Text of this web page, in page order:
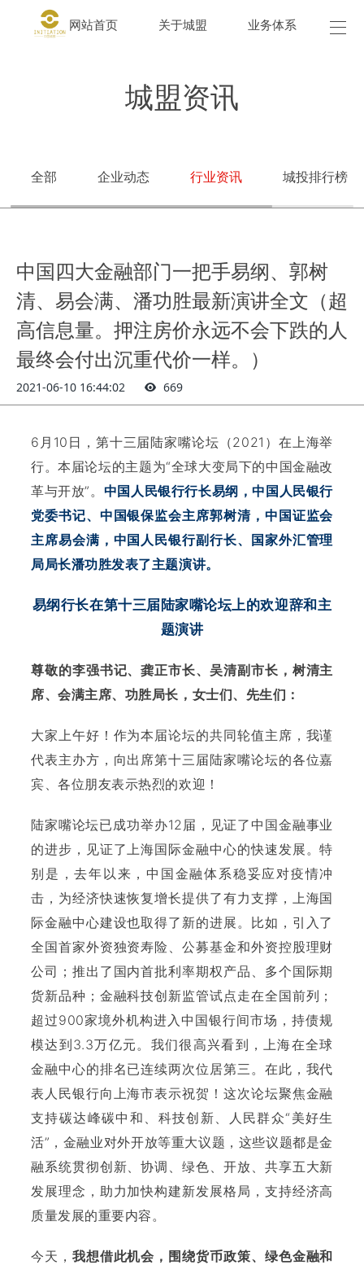
网站首页 关于城盟 业务体系 城
城盟资讯
全部 企业动态 行业资讯 城投排行榜
中国四大金融部门一把手易纲、郭树
清、易会满、潘功胜最新演讲全文（超
高信息量。押注房价永远不会下跌的人
最终会付出沉重代价一样。）
2021-06-10 16:44:02 669
6月10日，第十三届陆家嘴论坛（2021）在上海举
行。本届论坛的主题为“全球大变局下的中国金融改
革与开放”。 中国人民银行行长易纲，中国人民银行
党委书记、中国银保监会主席郭树清，中国证监会
主席易会满，中国人民银行副行长、国家外汇管理
局局长潘功胜发表了主题演讲。
易纲行长在第十三届陆家嘴论坛上的欢迎辞和主
题演讲
尊敬的李强书记、龚正市长、吴清副市长，树清主
席、会满主席、功胜局长，女士们、先生们：
大家上午好！作为本届论坛的共同轮值主席，我谨
代表主办方，向出席第十三届陆家嘴论坛的各位嘉
宾、各位朋友表示热烈的欢迎！
陆家嘴论坛已成功举办12届，见证了中国金融事业
的进步，见证了上海国际金融中心的快速发展。特
别是，去年以来，中国金融体系稳妥应对疫情冲
击，为经济快速恢复增长提供了有力支撑，上海国
际金融中心建设也取得了新的进展。比如，引入了
全国首家外资独资寿险、公募基金和外资控股理财
公司；推出了国内首批利率期权产品、多个国际期
货新品种；金融科技创新监管试点走在全国前列；
超过900家境外机构进入中国银行间市场，持债规
模达到3.3万亿元。我们很高兴看到，上海在全球
金融中心的排名已连续两次位居第三。在此，我代
表人民银行向上海市表示祝贺！这次论坛聚焦金融
支持碳达峰碳中和、科技创新、人民群众“美好生
活”，金融业对外开放等重大议题，这些议题都是金
融系统贯彻创新、协调、绿色、开放、共享五大新
发展理念，助力加快构建新发展格局，支持经济高
质量发展的重要内容。
今天， 我想借此机会，围绕货币政策、绿色金融和